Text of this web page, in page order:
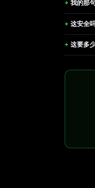
我的那
这安全
这要多